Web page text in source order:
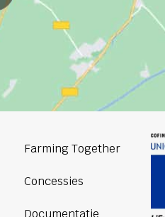
Farming Together
Concessies
Documentatie